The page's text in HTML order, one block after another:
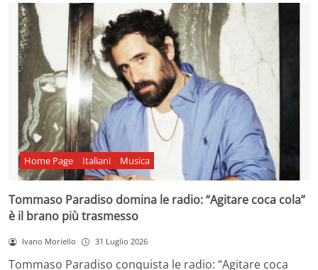
Home Page Italiani Musica
Tommaso Paradiso domina le radio: “Agitare coca cola”
è il brano più trasmesso
Ivano Moriello 31 Luglio 2026
Tommaso Paradiso conquista le radio: “Agitare coca